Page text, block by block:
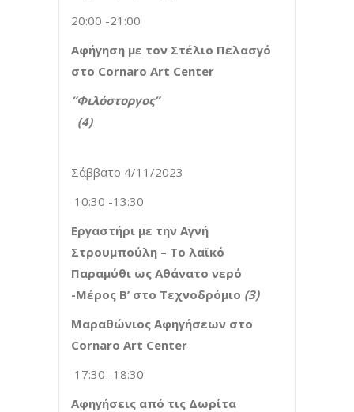
20:00 -21:00
Αφήγηση με τον Στέλιο Πελασγό
στο Cornaro Art Center
“Φιλόστοργος”
Σάββατο 4/11/2023
10:30 -13:30
Εργαστήρι με την Αγνή
Στρουμπούλη – Το λαϊκό
Παραμύθι ως Αθάνατο νερό
-Μέρος Β’ στο Τεχνοδρόμιο (3)
Μαραθώνιος Αφηγήσεων στο
Cornaro Art Center
17:30 -18:30
Αφηγήσεις από τις Δωρίτα